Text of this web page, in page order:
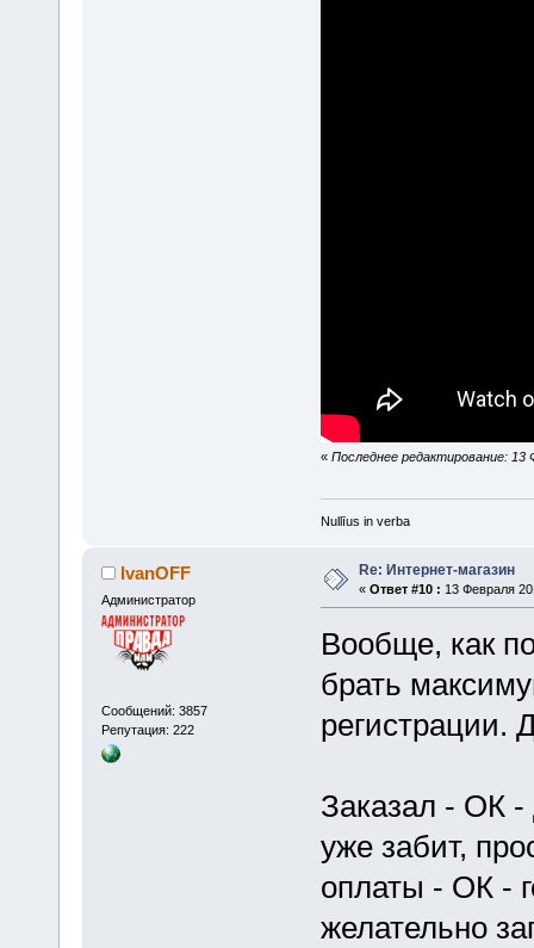
« Последнее редактирование: 13
Nullīus in verba
IvanOFF
Администратор
Сообщений: 3857
Репутация: 222
Re: Интернет-магазин
« Ответ #10 : 13 Февраля
Вообще, как
брать
регистрации.
Заказал - ОК -
уже забит,
оплаты - ОК -
желательно